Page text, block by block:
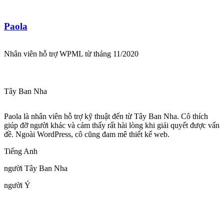
Paola
Nhân viên hỗ trợ WPML từ tháng 11/2020
Tây Ban Nha
Paola là nhân viên hỗ trợ kỹ thuật đến từ Tây Ban Nha. Cô thích
giúp đỡ người khác và cảm thấy rất hài lòng khi giải quyết được vấn
đề. Ngoài WordPress, cô cũng đam mê thiết kế web.
Tiếng Anh
người Tây Ban Nha
người Ý